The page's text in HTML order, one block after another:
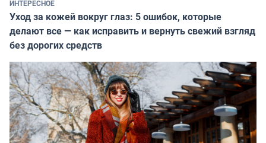
ИНТЕРЕСНОЕ
Уход за кожей вокруг глаз: 5 ошибок, которые
делают все — как исправить и вернуть свежий взгляд
без дорогих средств